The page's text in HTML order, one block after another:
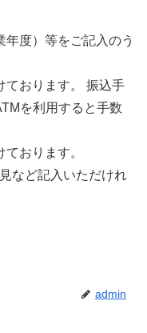
度）等をご記入のう
ております。 振込手
を利用すると手数
おります。
など記入いただけれ
admin